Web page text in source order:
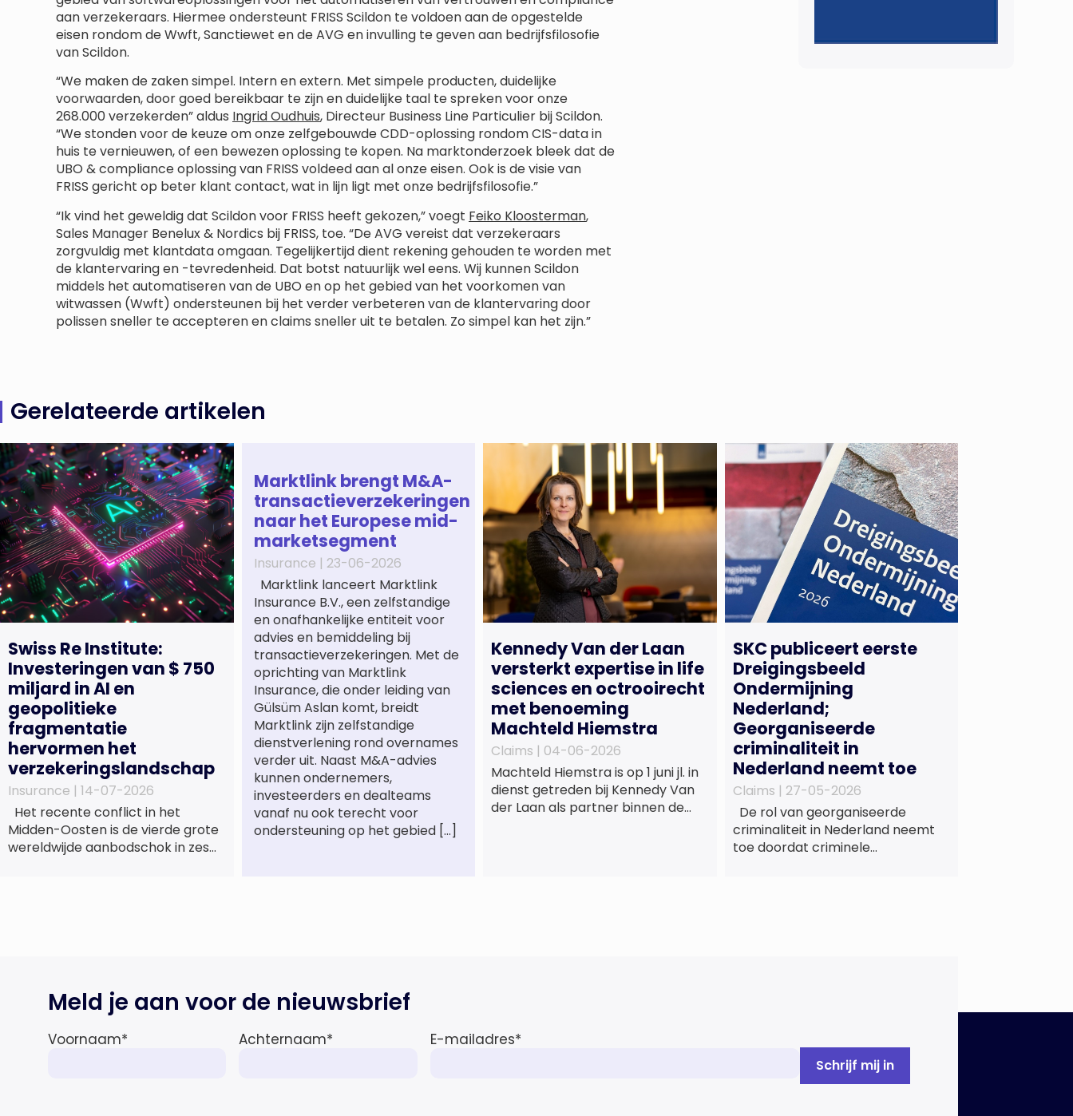
aan verzekeraars. Hiermee ondersteunt FRISS Scildon te voldoen aan de opgestelde
eisen rondom de Wwft, Sanctiewet en de AVG en invulling te geven aan bedrijfsfilosofie
van Scildon.
“We maken de zaken simpel. Intern en extern. Met simpele producten, duidelijke
voorwaarden, door goed bereikbaar te zijn en duidelijke taal te spreken voor onze
268.000 verzekerden” aldus Ingrid Oudhuis, Directeur Business Line Particulier bij Scildon.
“We stonden voor de keuze om onze zelfgebouwde CDD-oplossing rondom CIS-data in
huis te vernieuwen, of een bewezen oplossing te kopen. Na marktonderzoek bleek dat de
UBO & compliance oplossing van FRISS voldeed aan al onze eisen. Ook is de visie van
FRISS gericht op beter klant contact, wat in lijn ligt met onze bedrijfsfilosofie.”
“Ik vind het geweldig dat Scildon voor FRISS heeft gekozen,” voegt Feiko Kloosterman,
Sales Manager Benelux & Nordics bij FRISS, toe. “De AVG vereist dat verzekeraars
zorgvuldig met klantdata omgaan. Tegelijkertijd dient rekening gehouden te worden met
de klantervaring en -tevredenheid. Dat botst natuurlijk wel eens. Wij kunnen Scildon
middels het automatiseren van de UBO en op het gebied van het voorkomen van
witwassen (Wwft) ondersteunen bij het verder verbeteren van de klantervaring door
polissen sneller te accepteren en claims sneller uit te betalen. Zo simpel kan het zijn.”
Gerelateerde artikelen
Swiss Re Institute:
Investeringen van $ 750
miljard in AI en
geopolitieke
fragmentatie
hervormen het
verzekeringslandschap
Insurance | 14-07-2026
Het recente conflict in het
Midden-Oosten is de vierde grote
wereldwijde aanbodschok in zes
de totale premie-inkomsten
wereldwijd naar verwachting
Marktlink brengt M&A-
transactieverzekeringen
naar het Europese mid-
marketsegment
Insurance | 23-06-2026
Marktlink lanceert Marktlink
Insurance B.V., een zelfstandige
en onafhankelijke entiteit voor
advies en bemiddeling bij
transactieverzekeringen. Met de
oprichting van Marktlink
Insurance, die onder leiding van
Gülsüm Aslan komt, breidt
Marktlink zijn zelfstandige
dienstverlening rond overnames
verder uit. Naast M&A-advies
kunnen ondernemers,
investeerders en dealteams
vanaf nu ook terecht voor
ondersteuning op het gebied […]
Kennedy Van der Laan
versterkt expertise in life
sciences en octrooirecht
met benoeming
Machteld Hiemstra
Claims | 04-06-2026
Machteld Hiemstra is op 1 juni jl. in
dienst getreden bij Kennedy Van
der Laan als partner binnen de
SKC publiceert eerste
Dreigingsbeeld
Ondermijning
Nederland;
Georganiseerde
criminaliteit in
Nederland neemt toe
Claims | 27-05-2026
De rol van georganiseerde
criminaliteit in Nederland neemt
toe doordat criminele
Kenniscentrum Ondermijnende […]
Meld je aan voor de nieuwsbrief
Voornaam* Achternaam* E-mailadres*